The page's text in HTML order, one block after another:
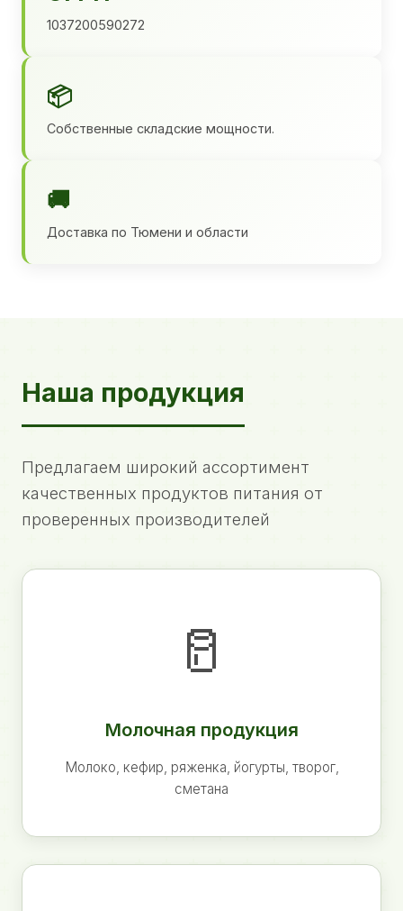
1037200590272
📦
Собственные складские мощности.
🚚
Доставка по Тюмени и области
Наша продукция
Предлагаем широкий ассортимент
качественных продуктов питания от
проверенных производителей
🥛
Молочная продукция
Молоко, кефир, ряженка, йогурты, творог,
сметана